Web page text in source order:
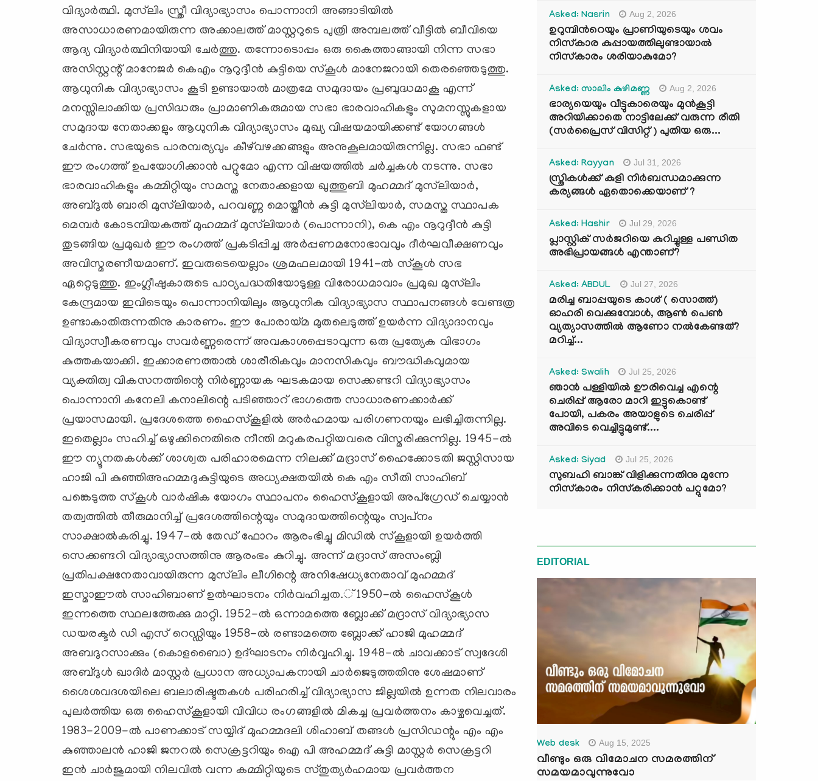
വിദ്യാര്‍ത്ഥി. മുസ്‌ലിം സ്ത്രീ വിദ്യാഭ്യാസം പൊന്നാനി അങ്ങാടിയില്‍
അസാധാരണമായിരുന്ന അക്കാലത്ത് മാസ്റ്ററുടെ പുത്രി അമ്പലത്ത് വീട്ടില്‍ ബീവിയെ
ആദ്യ വിദ്യാര്‍ത്ഥിനിയായി ചേര്‍ത്തു. തന്നോടൊപ്പം ഒരു കൈത്താങ്ങായി നിന്ന സഭാ
അസിസ്റ്റന്റ് മാനേജര്‍ കെഎം നൂറുദ്ദീന്‍ കുട്ടിയെ സ്‌കൂള്‍ മാനേജറായി തെരഞ്ഞെടുത്തു.
ആധുനിക വിദ്യാഭ്യാസം കൂടി ഉണ്ടായാല്‍ മാത്രമേ സമുദായം പ്രബുദ്ധമാകൂ എന്ന്
മനസ്സിലാക്കിയ പ്രസിദ്ധരും പ്രാമാണികരുമായ സഭാ ഭാരവാഹികളും സുമനസ്സുകളായ
സമുദായ നേതാക്കളും ആധുനിക വിദ്യാഭ്യാസം മുഖ്യ വിഷയമായിക്കണ്ട് യോഗങ്ങള്‍
ചേര്‍ന്നു. സഭയുടെ പാരമ്പര്യവും കീഴ്‌വഴക്കങ്ങളും അനുകൂലമായിരുന്നില്ല. സഭാ ഫണ്ട്
ഈ രംഗത്ത് ഉപയോഗിക്കാന്‍ പറ്റുമോ എന്ന വിഷയത്തില്‍ ചര്‍ച്ചകള്‍ നടന്നു. സഭാ
ഭാരവാഹികളും കമ്മിറ്റിയും സമസ്ത നേതാക്കളായ ഖുത്തുബി മുഹമ്മദ് മുസ്‌ലിയാര്‍,
അബ്ദുല്‍ ബാരി മുസ്‌ലിയാര്‍, പറവണ്ണ മൊയ്തീന്‍ കുട്ടി മുസ്‌ലിയാര്‍, സമസ്ത സ്ഥാപക
മെമ്പര്‍ കോടമ്പിയകത്ത് മുഹമ്മദ് മുസ്‌ലിയാര്‍ (പൊന്നാനി), കെ എം നൂറുദ്ദീന്‍ കുട്ടി
തുടങ്ങിയ പ്രമുഖര്‍ ഈ രംഗത്ത് പ്രകടിപ്പിച്ച അര്‍പ്പണമനോഭാവവും ദീര്‍ഘവീക്ഷണവും
അവിസ്മരണീയമാണ്. ഇവരുടെയെല്ലാം ശ്രമഫലമായി 1941-ല്‍ സ്‌കൂള്‍ സഭ
ഏറ്റെടുത്തു. ഇംഗ്ലീഷുകാരുടെ പാഠ്യപദ്ധതിയോടുള്ള വിരോധമാവാം പ്രമുഖ മുസ്‌ലിം
കേന്ദ്രമായ ഇവിടെയും പൊന്നാനിയിലും ആധുനിക വിദ്യാഭ്യാസ സ്ഥാപനങ്ങള്‍ വേണ്ടത്ര
ഉണ്ടാകാതിരുന്നതിനു കാരണം. ഈ പോരായ്മ മുതലെടുത്ത് ഉയര്‍ന്ന വിദ്യാദാനവും
വിദ്യാസ്വീകരണവും സവര്‍ണ്ണരെന്ന് അവകാശപ്പെടാവുന്ന ഒരു പ്രത്യേക വിഭാഗം
കുത്തകയാക്കി. ഇക്കാരണത്താല്‍ ശാരീരികവും മാനസികവും ബൗദ്ധികവുമായ
വ്യക്തിത്വ വികസനത്തിന്റെ നിര്‍ണ്ണായക ഘടകമായ സെക്കണ്ടറി വിദ്യാഭ്യാസം
പൊന്നാനി കനേലി കനാലിന്റെ പടിഞ്ഞാറ് ഭാഗത്തെ സാധാരണക്കാര്‍ക്ക്
പ്രയാസമായി. പ്രദേശത്തെ ഹൈസ്‌കൂളില്‍ അര്‍ഹമായ പരിഗണനയും ലഭിച്ചിരുന്നില്ല.
ഇതെല്ലാം സഹിച്ച് ഒഴുക്കിനെതിരെ നീന്തി മറുകരപറ്റിയവരെ വിസ്മരിക്കുന്നില്ല. 1945-ല്‍
ഈ ന്യൂനതകള്‍ക്ക് ശാശ്വത പരിഹാരമെന്ന നിലക്ക് മദ്രാസ് ഹൈക്കോടതി ജസ്റ്റിസായ
ഹാജി പി കുഞ്ഞിഅഹമ്മദുകുട്ടിയുടെ അധ്യക്ഷതയില്‍ കെ എം സീതി സാഹിബ്
പങ്കെടുത്ത സ്‌കൂള്‍ വാര്‍ഷിക യോഗം സ്ഥാപനം ഹൈസ്‌കൂളായി അപ്‌ഗ്രേഡ് ചെയ്യാന്‍
തത്വത്തില്‍ തീരുമാനിച്ച് പ്രദേശത്തിന്റെയും സമുദായത്തിന്റെയും സ്വപ്‌നം
സാക്ഷാല്‍കരിച്ചു. 1947-ല്‍ തേഡ് ഫോറം ആരംഭിച്ചു മിഡില്‍ സ്‌കൂളായി ഉയര്‍ത്തി
സെക്കണ്ടറി വിദ്യാഭ്യാസത്തിനു ആരംഭം കുറിച്ചു. അന്ന് മദ്രാസ് അസംബ്ലി
പ്രതിപക്ഷനേതാവായിരുന്ന മുസ്‌ലിം ലീഗിന്റെ അനിഷേധ്യനേതാവ് മുഹമ്മദ്
ഇസ്മാഈല്‍ സാഹിബാണ് ഉല്‍ഘാടനം നിര്‍വഹിച്ചത.് 1950-ല്‍ ഹൈസ്‌കൂള്‍
ഇന്നത്തെ സ്ഥലത്തേക്കു മാറ്റി. 1952-ല്‍ ഒന്നാമത്തെ ബ്ലോക്ക് മദ്രാസ് വിദ്യാഭ്യാസ
ഡയരക്ടര്‍ ഡി എസ് റെഡ്ഡിയും 1958-ല്‍ രണ്ടാമത്തെ ബ്ലോക്ക് ഹാജി മുഹമ്മദ്
അബദുറസാക്കും (കൊളബൈാ) ഉദ്ഘാടനം നിര്‍വ്വഹിച്ചു. 1948-ല്‍ ചാവക്കാട് സ്വദേശി
അബ്ദുള്‍ ഖാദിര്‍ മാസ്റ്റര്‍ പ്രധാന അധ്യാപകനായി ചാര്‍ജെടുത്തതിനു ശേഷമാണ്
ശൈശവദശയിലെ ബലാരിഷ്ടതകള്‍ പരിഹരിച്ച് വിദ്യാഭ്യാസ ജില്ലയില്‍ ഉന്നത നിലവാരം
പുലര്‍ത്തിയ ഒരു ഹൈസ്‌കൂളായി വിവിധ രംഗങ്ങളില്‍ മികച്ച പ്രവര്‍ത്തനം കാഴ്ചവെച്ചത്.
1983-2009-ല്‍ പാണക്കാട് സയ്യിദ് മുഹമ്മദലി ശിഹാബ് തങ്ങള്‍ പ്രസിഡന്റും എം എം
കുഞ്ഞാലന്‍ ഹാജി ജനറല്‍ സെക്രട്ടറിയും ഐ പി അഹമ്മദ് കുട്ടി മാസ്റ്റര്‍ സെക്രട്ടറി
ഇന്‍ ചാര്‍ജുമായി നിലവില്‍ വന്ന കമ്മിറ്റിയുടെ സ്തുത്യര്‍ഹമായ പ്രവര്‍ത്തന
Asked: Nasrin Aug 2, 2026
ഉറുമ്പിന്‍റെയും പ്രാണിയുടെയും ശവം
നിസ്കാര കുപ്പായത്തിലുണ്ടായാൽ
നിസ്കാരം ശരിയാകുമോ?
Asked: സാലിം കുഴിമണ്ണ Aug 2, 2026
ഭാര്യയെയും വീട്ടുകാരെയും മുൻകൂട്ടി
അറിയിക്കാതെ നാട്ടിലേക്ക് വരുന്ന രീതി
(സർപ്രൈസ് വിസിറ്റ് ) പുതിയ ഒരു...
Asked: Rayyan Jul 31, 2026
സ്ത്രികൾക്ക് കുളി നിർബന്ധമാക്കുന്ന
കര്യങ്ങൾ ഏതൊക്കെയാണ് ?
Asked: Hashir Jul 29, 2026
പ്ലാസ്റ്റിക് സർജറിയെ കുറിച്ചുള്ള പണ്ഡിത
അഭിപ്രായങ്ങൾ എന്താണ്?
Asked: ABDUL Jul 27, 2026
മരിച്ച ബാപ്പയുടെ കാശ് ( സൊത്ത്)
ഓഹരി വെക്കുമ്പോൾ, ആണ്‍ പെണ്‍
വ്യത്യാസത്തില്‍ ആണോ നല്‍കേണ്ടത്?
മറിച്ച്...
Asked: Swalih Jul 25, 2026
ഞാൻ പള്ളിയിൽ ഊരിവെച്ച എന്റെ
ചെരിപ്പ് ആരോ മാറി ഇട്ടുകൊണ്ട്
പോയി, പകരം അയാളുടെ ചെരിപ്പ്
അവിടെ വെച്ചിട്ടുമുണ്ട്....
Asked: Siyad Jul 25, 2026
സുബഹി ബാങ്ക് വിളിക്കുന്നതിനു മുന്നേ
നിസ്കാരം നിസ്കരിക്കാൻ പറ്റുമോ?
EDITORIAL
Web desk Aug 15, 2025
വീണ്ടും ഒരു വിമോചന സമരത്തിന്
സമയമാവുന്നുവോ